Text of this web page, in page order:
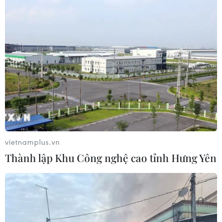
'trăm tỷ'
25/06/2026 10:14
Xem thêm
CƠ QUAN CHỦ QUẢN: THÔNG TẤN XÃ VIỆT NAM
Tổng Biên tập: TRẦN TIẾN DUẨN
Phó Tổng Biên tập: NGUYỄN THỊ TÁM, KHÚC THANH
vietnamplus.vn
Thành lập Khu Công nghệ cao tỉnh Hưng Yên